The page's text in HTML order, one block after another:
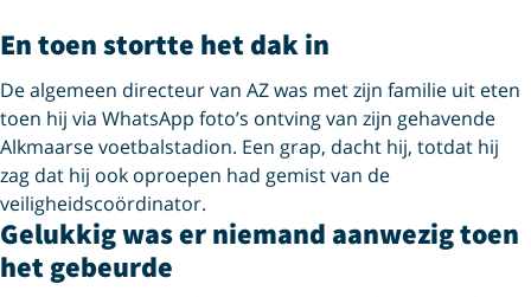
En toen stortte het dak in
De algemeen directeur van AZ was met zijn familie uit eten
toen hij via WhatsApp foto’s ontving van zijn gehavende
Alkmaarse voetbalstadion. Een grap, dacht hij, totdat hij
zag dat hij ook oproepen had gemist van de
veiligheidscoördinator.
Gelukkig was er niemand aanwezig toen
het gebeurde